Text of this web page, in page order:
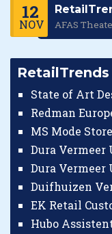
12
NOV AFAS
State of Art
Redman
MS Mode
Dura
Dura
Duifhuizen
EK Retail
Hubo